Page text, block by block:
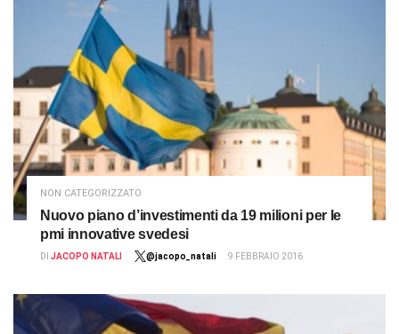
NON CATEGORIZZATO
Nuovo piano d’investimenti da 19 milioni per le
pmi innovative svedesi
DI JACOPO NATALI @jacopo_natali 9 FEBBRAIO 2016